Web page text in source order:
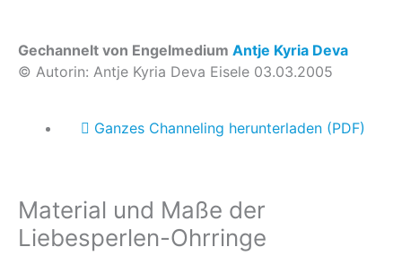
Gechannelt von Engelmedium Antje Kyria Deva
© Autorin: Antje Kyria Deva Eisele 03.03.2005
Ganzes Channeling herunterladen (PDF)
Material und Maße der
Liebesperlen-Ohrringe